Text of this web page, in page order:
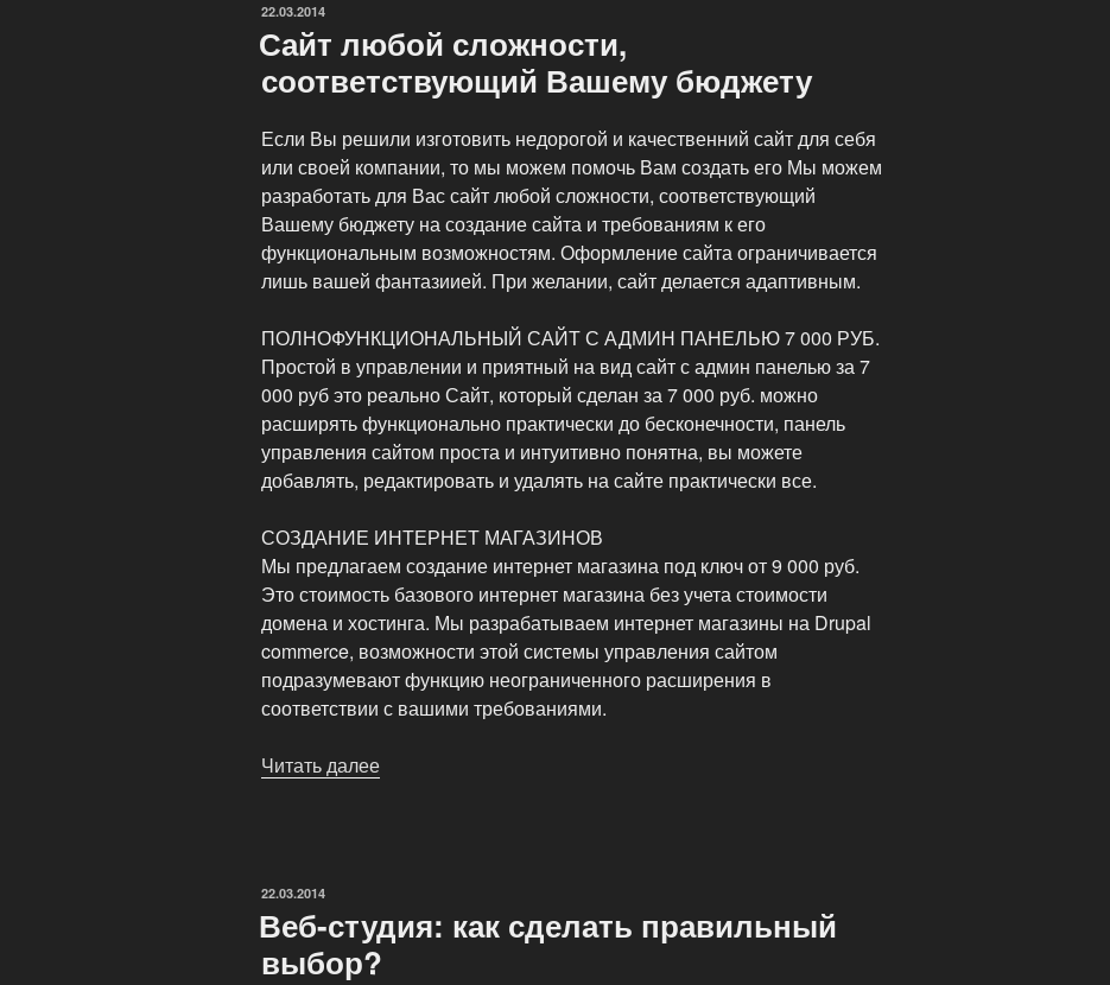
интернет-
магазина!»
ОПУБЛИКОВАНО
22.03.2014
Сайт любой сложности,
соответствующий Вашему бюджету
Если Вы решили изготовить недорогой и качественний сайт для себя
или своей компании, то мы можем помочь Вам создать его Мы можем
разработать для Вас сайт любой сложности, соответствующий
Вашему бюджету на создание сайта и требованиям к его
функциональным возможностям. Оформление сайта ограничивается
лишь вашей фантазиией. При желании, сайт делается адаптивным.
ПОЛНОФУНКЦИОНАЛЬНЫЙ САЙТ С АДМИН ПАНЕЛЬЮ 7 000 РУБ.
Простой в управлении и приятный на вид сайт с админ панелью за 7
000 руб это реально Сайт, который сделан за 7 000 руб. можно
расширять функционально практически до бесконечности, панель
управления сайтом проста и интуитивно понятна, вы можете
добавлять, редактировать и удалять на сайте практически все.
СОЗДАНИЕ ИНТЕРНЕТ МАГАЗИНОВ
Мы предлагаем создание интернет магазина под ключ от 9 000 руб.
Это стоимость базового интернет магазина без учета стоимости
домена и хостинга. Мы разрабатываем интернет магазины на Drupal
commerce, возможности этой системы управления сайтом
подразумевают функцию неограниченного расширения в
соответствии с вашими требованиями.
Читать далее
ОПУБЛИКОВАНО
22.03.2014
Веб-студия: как сделать правильный
выбор?